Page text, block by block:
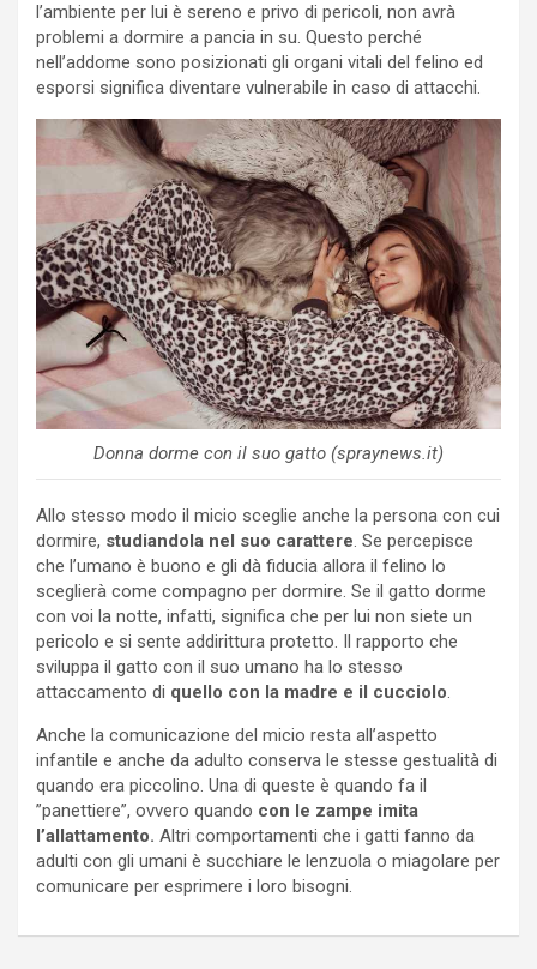
l’ambiente per lui è sereno e privo di pericoli, non avrà
problemi a dormire a pancia in su. Questo perché
nell’addome sono posizionati gli organi vitali del felino ed
esporsi significa diventare vulnerabile in caso di attacchi.
Donna dorme con il suo gatto (spraynews.it)
Allo stesso modo il micio sceglie anche la persona con cui
dormire, studiandola nel suo carattere. Se percepisce
che l’umano è buono e gli dà fiducia allora il felino lo
sceglierà come compagno per dormire. Se il gatto dorme
con voi la notte, infatti, significa che per lui non siete un
pericolo e si sente addirittura protetto. Il rapporto che
sviluppa il gatto con il suo umano ha lo stesso
attaccamento di quello con la madre e il cucciolo.
Anche la comunicazione del micio resta all’aspetto
infantile e anche da adulto conserva le stesse gestualità di
quando era piccolino. Una di queste è quando fa il
”panettiere”, ovvero quando con le zampe imita
l’allattamento. Altri comportamenti che i gatti fanno da
adulti con gli umani è succhiare le lenzuola o miagolare per
comunicare per esprimere i loro bisogni.